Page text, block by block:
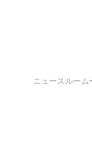
ニュースルーム